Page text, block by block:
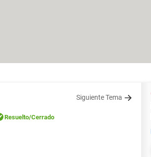
Siguiente Tema
Resuelto/Cerrado